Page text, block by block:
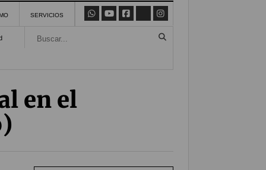
SERVICIOS
en el